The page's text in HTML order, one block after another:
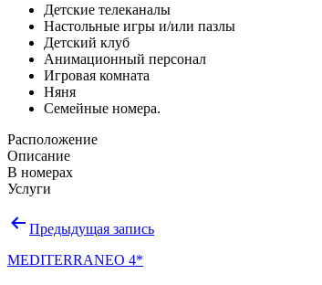
Детские телеканалы
Настольные игры и/или пазлы
Детский клуб
Анимационный персонал
Игровая комната
Няня
Семейные номера.
Расположение
Описание
В номерах
Услуги
Навигация
записям
Предыдущая запись
MEDITERRANEO 4*